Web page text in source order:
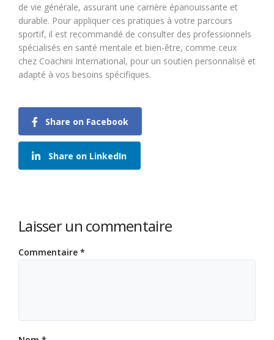
de vie générale, assurant une carrière épanouissante et
durable. Pour appliquer ces pratiques à votre parcours
sportif, il est recommandé de consulter des professionnels
spécialisés en santé mentale et bien-être, comme ceux
chez Coachini International, pour un soutien personnalisé et
adapté à vos besoins spécifiques.
Share on Facebook
Share on LinkedIn
Laisser un commentaire
Commentaire *